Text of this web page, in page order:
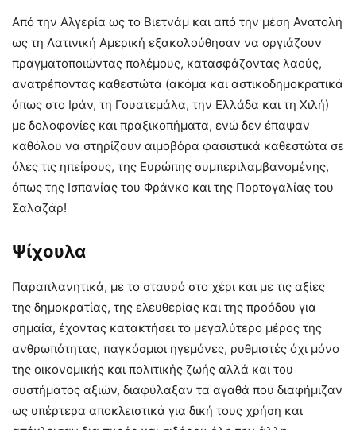
Από την Αλγερία ως το Βιετνάμ και από την μέση Ανατολή
ως τη Λατινική Αμερική εξακολούθησαν να οργιάζουν
πραγματοποιώντας πολέμους, κατασφάζοντας λαούς,
ανατρέποντας καθεστώτα (ακόμα και αστικοδημοκρατικά
όπως στο Ιράν, τη Γουατεμάλα, την Ελλάδα και τη Χιλή)
με δολοφονίες και πραξικοπήματα, ενώ δεν έπαψαν
καθόλου να στηρίζουν αιμοβόρα φασιστικά καθεστώτα σε
όλες τις ηπείρους, της Ευρώπης συμπεριλαμβανομένης,
όπως της Ισπανίας του Φράνκο και της Πορτογαλίας του
Σαλαζάρ!
Ψίχουλα
Παραπλανητικά, με το σταυρό στο χέρι και με τις αξίες
της δημοκρατίας, της ελευθερίας και της προόδου για
σημαία, έχοντας κατακτήσει το μεγαλύτερο μέρος της
ανθρωπότητας, παγκόσμιοι ηγεμόνες, ρυθμιστές όχι μόνο
της οικονομικής και πολιτικής ζωής αλλά και του
συστήματος αξιών, διαφύλαξαν τα αγαθά που διαφήμιζαν
ως υπέρτερα αποκλειστικά για δική τους χρήση και